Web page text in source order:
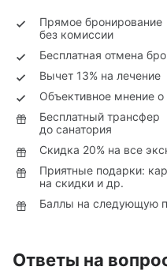
Прямое бронирование
без комиссии
Бесплатная отмена
Вычет 13% на лечение
Объективное мнение о
Бесплатный трансфер
до санатория
Скидка 20% на все
Приятные подарки:
на скидки и др.
Баллы на следующую
Ответы на